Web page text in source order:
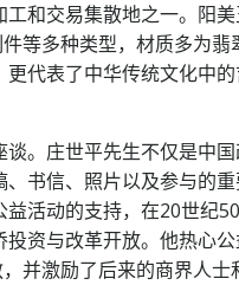
和交易集散地之一。阳
等多种类型，材质多为
代表了中华传统文化中
。庄世平先生不仅是中国
书信、照片以及参与的
活动的支持，在20世纪
资与改革开放。他热心公
并激励了后来的商界人士